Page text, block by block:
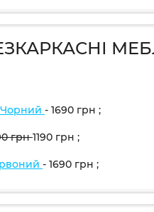
- 1690 грн ;
грн1190 грн ;
- 1690 грн ;